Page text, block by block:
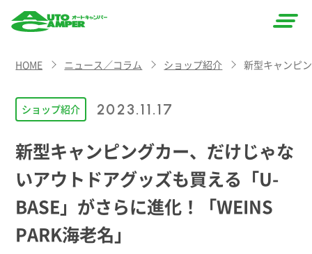
CAMPER
（オート
キャン
パー）
HOME ニュース／コラム ショップ紹介 新型キャンピ
ショップ紹介 2023.11.17
新型キャンピングカー、だけじゃな
いアウトドアグッズも買える「U-
BASE」がさらに進化！「WEINS
PARK海老名」